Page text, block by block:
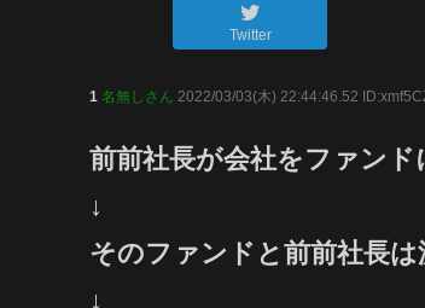
Twitter
1 名無しさん 2022/03/03(木) 22:44:46.52
前前社長が会社をファン
↓
そのファンドと前前社長
↓